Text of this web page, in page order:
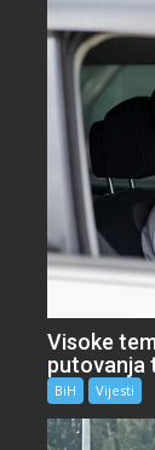
Visoke
putovanja
BiH Vijesti